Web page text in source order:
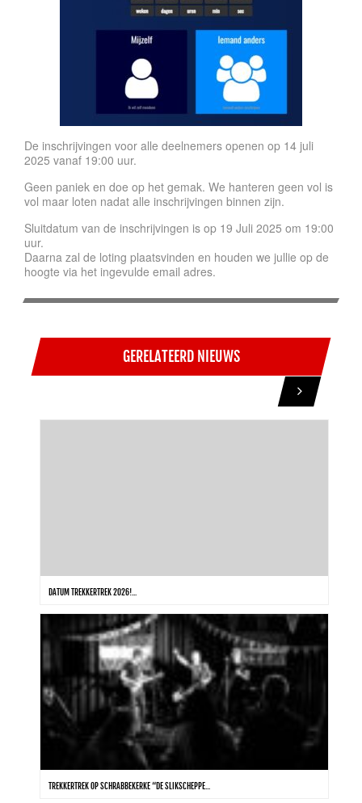
De inschrijvingen voor alle deelnemers openen op 14 juli
2025 vanaf 19:00 uur.
Geen paniek en doe op het gemak. We hanteren geen vol is
vol maar loten nadat alle inschrijvingen binnen zijn.
Sluitdatum van de inschrijvingen is op 19 Juli 2025 om 19:00
uur.
Daarna zal de loting plaatsvinden en houden we jullie op de
hoogte via het ingevulde email adres.
GERELATEERD NIEUWS
DATUM TREKKERTREK 2026!...
TREKKERTREK OP SCHRABBEKERKE “DE SLIKSCHEPPE...